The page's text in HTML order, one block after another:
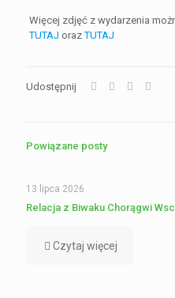
Więcej zdjęć z wydarzenia
TUTAJ orazTUTAJ
Udostępnij
Powiązane posty
13 lipca 2026
Relacja z Biwaku Chorągwi
Czytaj więcej